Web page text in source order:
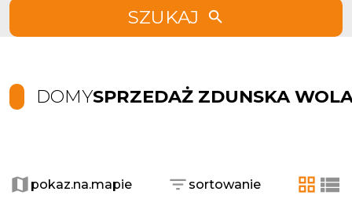
SZUKAJ
DOMYSPRZEDAŻ ZDUNSKA
−pokaz.na.mapie sortowanie
tabela